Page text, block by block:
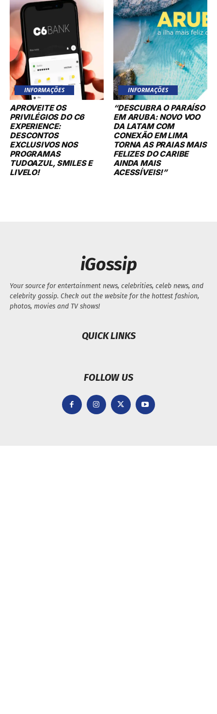
INFORMAÇÕES
APROVEITE OS
PRIVILÉGIOS DO C6
EXPERIENCE:
DESCONTOS
EXCLUSIVOS NOS
PROGRAMAS
TUDOAZUL, SMILES E
LIVELO!
INFORMAÇÕES
“DESCUBRA O PARAÍSO
EM ARUBA: NOVO VOO
DA LATAM COM
CONEXÃO EM LIMA
TORNA AS PRAIAS MAIS
FELIZES DO CARIBE
AINDA MAIS
ACESSÍVEIS!”
iGossip
Your source for entertainment news, celebrities, celeb news, and
celebrity gossip. Check out the website for the hottest fashion,
photos, movies and TV shows!
QUICK LINKS
FOLLOW US